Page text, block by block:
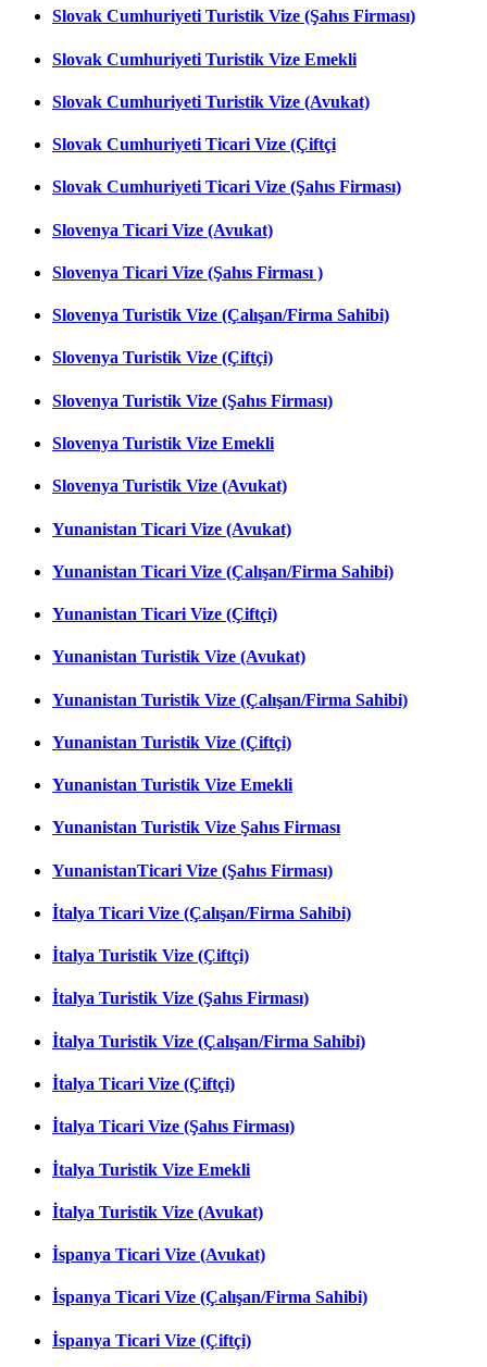
Slovak Cumhuriyeti Turistik Vize (Şahıs Firması)
Slovak Cumhuriyeti Turistik Vize Emekli
Slovak Cumhuriyeti Turistik Vize (Avukat)
Slovak Cumhuriyeti Ticari Vize (Çiftçi
Slovak Cumhuriyeti Ticari Vize (Şahıs Firması)
Slovenya Ticari Vize (Avukat)
Slovenya Ticari Vize (Şahıs Firması )
Slovenya Turistik Vize (Çalışan/Firma Sahibi)
Slovenya Turistik Vize (Çiftçi)
Slovenya Turistik Vize (Şahıs Firması)
Slovenya Turistik Vize Emekli
Slovenya Turistik Vize (Avukat)
Yunanistan Ticari Vize (Avukat)
Yunanistan Ticari Vize (Çalışan/Firma Sahibi)
Yunanistan Ticari Vize (Çiftçi)
Yunanistan Turistik Vize (Avukat)
Yunanistan Turistik Vize (Çalışan/Firma Sahibi)
Yunanistan Turistik Vize (Çiftçi)
Yunanistan Turistik Vize Emekli
Yunanistan Turistik Vize Şahıs Firması
YunanistanTicari Vize (Şahıs Firması)
İtalya Ticari Vize (Çalışan/Firma Sahibi)
İtalya Turistik Vize (Çiftçi)
İtalya Turistik Vize (Şahıs Firması)
İtalya Turistik Vize (Çalışan/Firma Sahibi)
İtalya Ticari Vize (Çiftçi)
İtalya Ticari Vize (Şahıs Firması)
İtalya Turistik Vize Emekli
İtalya Turistik Vize (Avukat)
İspanya Ticari Vize (Avukat)
İspanya Ticari Vize (Çalışan/Firma Sahibi)
İspanya Ticari Vize (Çiftçi)